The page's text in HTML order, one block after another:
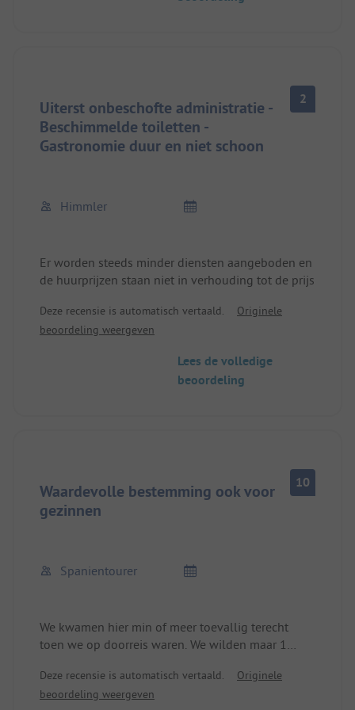
onvriendelijk tegen gasten. Het enige positieve dat
ik kan schrijven is dat kinderen veel
mogelijkheden hebben om te spelen en kinderen
van dezelfde leeftijd om mee te spelen, en voor
Uiterst onbeschofte administratie -
Beschimmelde toiletten -
Gastronomie duur en niet schoon
2
Himmler
Er worden steeds minder diensten aangeboden en
de huurprijzen staan niet in verhouding tot de prijs
Deze recensie is automatisch vertaald.
Originele
beoordeling weergeven
Lees de volledige
beoordeling
Waardevolle bestemming ook voor
gezinnen
10
Spanientourer
We kwamen hier min of meer toevallig terecht
toen we op doorreis waren. We wilden maar 1
De biefstuk in de bistro was een droom! Portie en
smaak een sensatie! Kinderen kunnen zich hier
Deze recensie is automatisch vertaald.
Originele
beoordeling weergeven